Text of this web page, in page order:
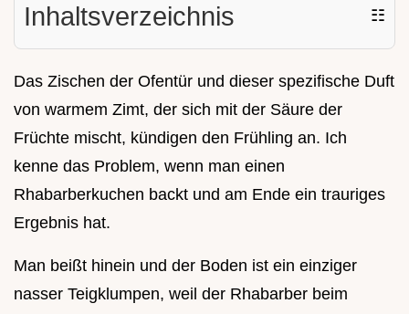
Inhaltsverzeichnis ☷
Das Zischen der Ofentür und dieser spezifische Duft
von warmem Zimt, der sich mit der Säure der
Früchte mischt, kündigen den Frühling an. Ich
kenne das Problem, wenn man einen
Rhabarberkuchen backt und am Ende ein trauriges
Ergebnis hat.
Man beißt hinein und der Boden ist ein einziger
nasser Teigklumpen, weil der Rhabarber beim